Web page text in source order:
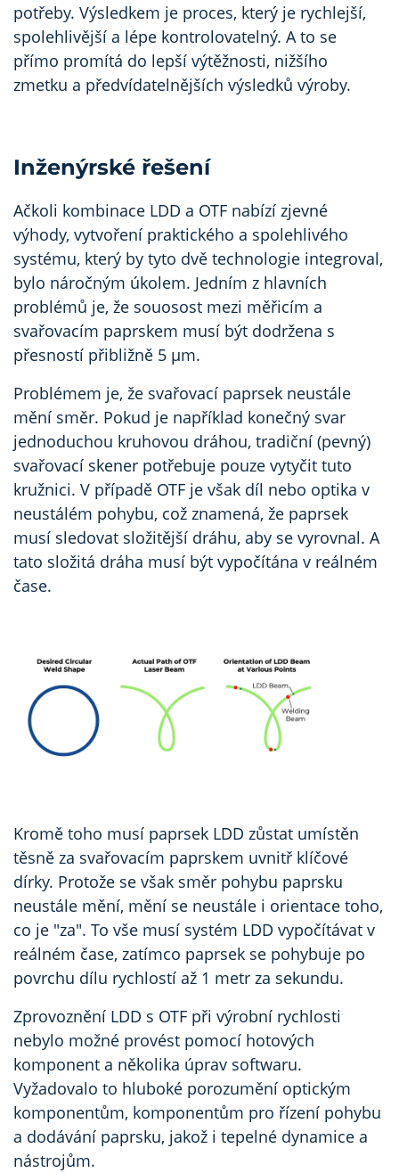
potřeby. Výsledkem je proces, který je rychlejší,
spolehlivější a lépe kontrolovatelný. A to se
přímo promítá do lepší výtěžnosti, nižšího
zmetku a předvídatelnějších výsledků výroby.
Inženýrské řešení
Ačkoli kombinace LDD a OTF nabízí zjevné
výhody, vytvoření praktického a spolehlivého
systému, který by tyto dvě technologie integroval,
bylo náročným úkolem. Jedním z hlavních
problémů je, že souosost mezi měřicím a
svařovacím paprskem musí být dodržena s
přesností přibližně 5 µm.
Problémem je, že svařovací paprsek neustále
mění směr. Pokud je například konečný svar
jednoduchou kruhovou dráhou, tradiční (pevný)
svařovací skener potřebuje pouze vytyčit tuto
kružnici. V případě OTF je však díl nebo optika v
neustálém pohybu, což znamená, že paprsek
musí sledovat složitější dráhu, aby se vyrovnal. A
tato složitá dráha musí být vypočítána v reálném
čase.
Kromě toho musí paprsek LDD zůstat umístěn
těsně za svařovacím paprskem uvnitř klíčové
dírky. Protože se však směr pohybu paprsku
neustále mění, mění se neustále i orientace toho,
co je "za". To vše musí systém LDD vypočítávat v
reálném čase, zatímco paprsek se pohybuje po
povrchu dílu rychlostí až 1 metr za sekundu.
Zprovoznění LDD s OTF při výrobní rychlosti
nebylo možné provést pomocí hotových
komponent a několika úprav softwaru.
Vyžadovalo to hluboké porozumění optickým
komponentům, komponentům pro řízení pohybu
a dodávání paprsku, jakož i tepelné dynamice a
nástrojům.